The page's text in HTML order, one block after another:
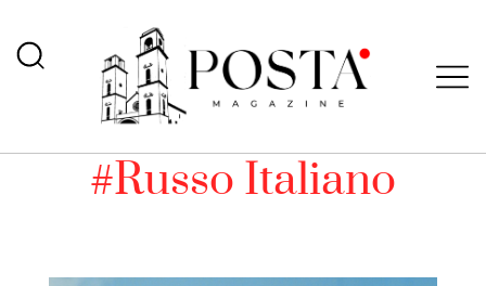
#Russo Italiano